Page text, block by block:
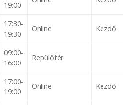
19:00
17:30-
19:30
Online Kezdő
09:00-
16:00
Repülőtér
17:00-
19:00
Online Kezdő